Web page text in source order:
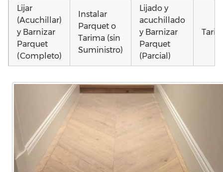
Lijar
(Acuchillar)
y Barnizar
Parquet
(Completo)
Instalar
Parquet o
Tarima (sin
Suministro)
Lijado y
acuchillado
y Barnizar
Parquet
(Parcial)
Comercial
parquet o
(Completa)
parquet o
Tarima
Vivienda
(Parcial)